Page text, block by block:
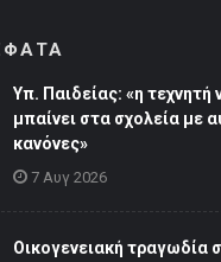
Υπ. Παιδείας: «η τεχνητή
μπαίνει στα σχολεία με
κανόνες»
7 Αυγ 2026
Οικογενειακή τραγωδία